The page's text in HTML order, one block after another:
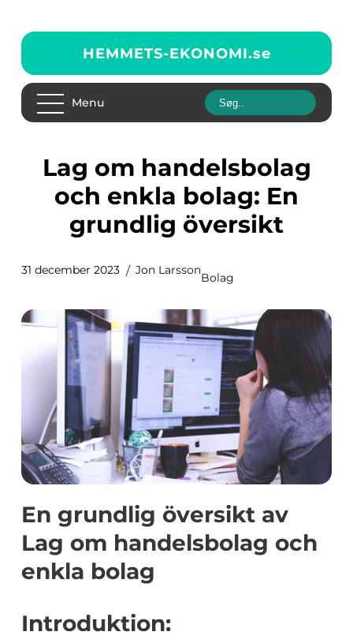
HEMMETS-EKONOMI.se
Menu
Lag om handelsbolag
och enkla bolag: En
grundlig översikt
31 december 2023 Jon Larsson
Bolag
En grundlig översikt av
Lag om handelsbolag och
enkla bolag
Introduktion: